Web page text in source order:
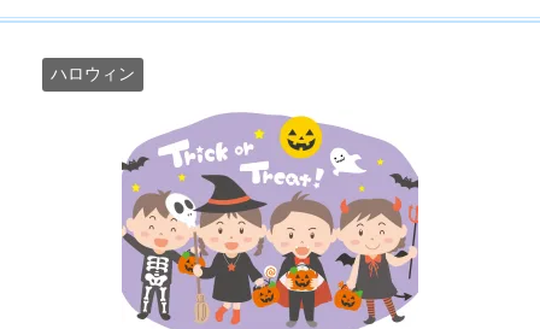
ハロウィン